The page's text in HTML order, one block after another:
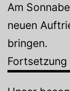
Am
neuen
bringen.